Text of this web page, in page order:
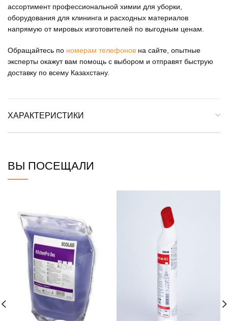
ассортимент профессиональной химии для уборки,
оборудования для клининга и расходных материалов
напрямую от мировых изготовителей по выгодным ценам.
Обращайтесь по номерам телефонов на сайте, опытные
эксперты окажут вам помощь с выбором и отправят быструю
доставку по всему Казахстану.
ХАРАКТЕРИСТИКИ
ВЫ ПОСЕЩАЛИ